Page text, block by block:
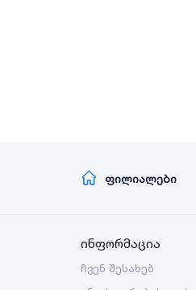
ფილიალები
ინფორმაცია
ჩვენ შესახებ